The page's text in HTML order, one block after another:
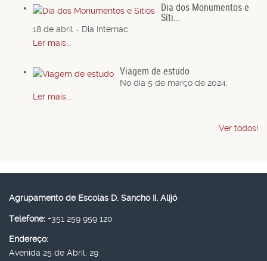
Dia dos Monumentos e
Síti...
18 de abril - Dia Internac
Ler mais...
Viagem de estudo
No dia 5 de março de 2024,
Ler mais...
Ver todos!
Agrupamento de Escolas D. Sancho II, Alijó
Telefone: +351 259 959 120
Endereço:
Avenida 25 de Abril, 29